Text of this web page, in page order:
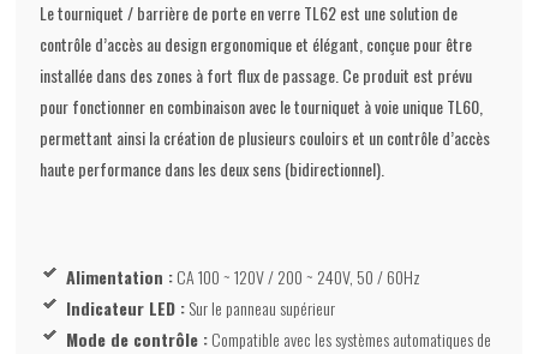
Le tourniquet / barrière de porte en verre TL62 est une solution de
contrôle d’accès au design ergonomique et élégant, conçue pour être
installée dans des zones à fort flux de passage. Ce produit est prévu
pour fonctionner en combinaison avec le tourniquet à voie unique TL60,
permettant ainsi la création de plusieurs couloirs et un contrôle d’accès
haute performance dans les deux sens (bidirectionnel).
Alimentation :CA 100 ~ 120V / 200 ~ 240V, 50 / 60Hz
Indicateur LED :Sur le panneau supérieur
Mode de contrôle :Compatible avec les systèmes automatiques de